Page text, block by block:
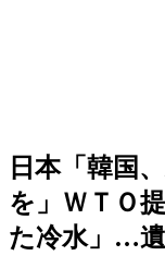
日本「韓国
を」ＷＴＯ
た冷水」…